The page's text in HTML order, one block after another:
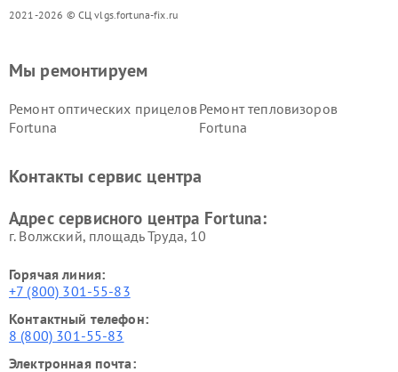
2021-2026 © СЦ vlgs.fortuna-fix.ru
Мы ремонтируем
Ремонт оптических прицелов
Fortuna
Ремонт тепловизоров
Fortuna
Контакты сервис центра
Адрес сервисного центра Fortuna:
г. Волжский, площадь Труда, 10
Горячая линия:
+7 (800) 301-55-83
Контактный телефон:
8 (800) 301-55-83
Электронная почта: